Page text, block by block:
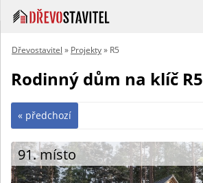
Dřevostavitel » Projekty» R5
Rodinný dům na klíč R5
« předchozí
91. místo